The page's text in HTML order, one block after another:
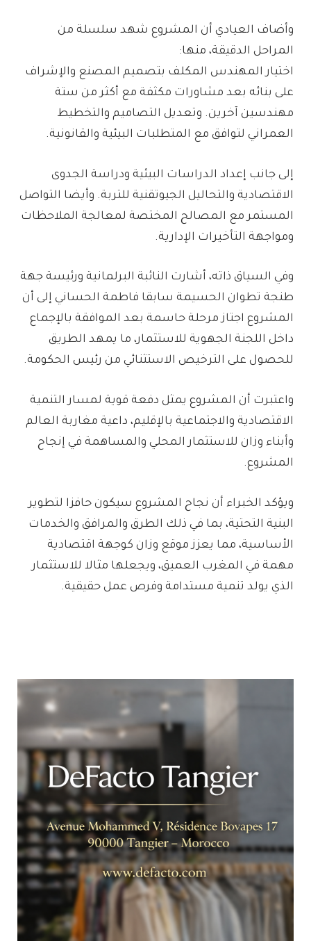
وأضاف العيادي أن المشروع شهد سلسلة من
المراحل الدقيقة، منها:
اختيار المهندس المكلف بتصميم المصنع والإشراف
على بنائه بعد مشاورات مكثفة مع أكثر من ستة
مهندسين آخرين. وتعديل التصاميم والتخطيط
العمراني لتوافق مع المتطلبات البيئية والقانونية.
إلى جانب إعداد الدراسات البيئية ودراسة الجدوى
الاقتصادية والتحاليل الجيوتقنية للتربة. وأيضا التواصل
المستمر مع المصالح المختصة لمعالجة الملاحظات
ومواجهة التأخيرات الإدارية.
وفي السياق ذاته، أشارت النائبة البرلمانية ورئيسة جهة
طنجة تطوان الحسيمة سابقا فاطمة الحساني إلى أن
المشروع اجتاز مرحلة حاسمة بعد الموافقة بالإجماع
داخل اللجنة الجهوية للاستثمار، ما يمهد الطريق
للحصول على الترخيص الاستثنائي من رئيس الحكومة.
واعتبرت أن المشروع يمثل دفعة قوية لمسار التنمية
الاقتصادية والاجتماعية بالإقليم، داعية مغاربة العالم
وأبناء وزان للاستثمار المحلي والمساهمة في إنجاح
المشروع.
ويؤكد الخبراء أن نجاح المشروع سيكون حافزا لتطوير
البنية التحتية، بما في ذلك الطرق والمرافق والخدمات
الأساسية، مما يعزز موقع وزان كوجهة اقتصادية
مهمة في المغرب العميق، ويجعلها مثالا للاستثمار
الذي يولد تنمية مستدامة وفرص عمل حقيقية.